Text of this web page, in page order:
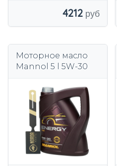
4212
Моторное масло
Mannol 5 l 5W-30